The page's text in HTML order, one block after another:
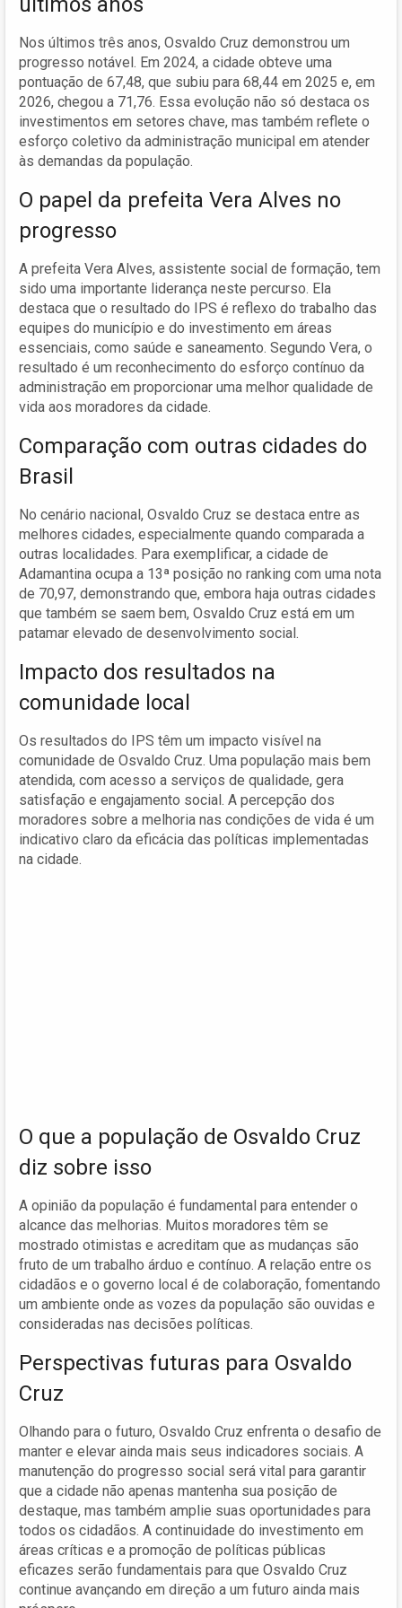
Nos últimos três anos, Osvaldo Cruz demonstrou um
progresso notável. Em 2024, a cidade obteve uma
pontuação de 67,48, que subiu para 68,44 em 2025 e, em
2026, chegou a 71,76. Essa evolução não só destaca os
investimentos em setores chave, mas também reflete o
esforço coletivo da administração municipal em atender
às demandas da população.
O papel da prefeita Vera Alves no
progresso
A prefeita Vera Alves, assistente social de formação, tem
sido uma importante liderança neste percurso. Ela
destaca que o resultado do IPS é reflexo do trabalho das
equipes do município e do investimento em áreas
essenciais, como saúde e saneamento. Segundo Vera, o
resultado é um reconhecimento do esforço contínuo da
administração em proporcionar uma melhor qualidade de
vida aos moradores da cidade.
Comparação com outras cidades do
Brasil
No cenário nacional, Osvaldo Cruz se destaca entre as
melhores cidades, especialmente quando comparada a
outras localidades. Para exemplificar, a cidade de
Adamantina ocupa a 13ª posição no ranking com uma nota
de 70,97, demonstrando que, embora haja outras cidades
que também se saem bem, Osvaldo Cruz está em um
patamar elevado de desenvolvimento social.
Impacto dos resultados na
comunidade local
Os resultados do IPS têm um impacto visível na
comunidade de Osvaldo Cruz. Uma população mais bem
atendida, com acesso a serviços de qualidade, gera
satisfação e engajamento social. A percepção dos
moradores sobre a melhoria nas condições de vida é um
indicativo claro da eficácia das políticas implementadas
na cidade.
O que a população de Osvaldo Cruz
diz sobre isso
A opinião da população é fundamental para entender o
alcance das melhorias. Muitos moradores têm se
mostrado otimistas e acreditam que as mudanças são
fruto de um trabalho árduo e contínuo. A relação entre os
cidadãos e o governo local é de colaboração, fomentando
um ambiente onde as vozes da população são ouvidas e
consideradas nas decisões políticas.
Perspectivas futuras para Osvaldo
Cruz
Olhando para o futuro, Osvaldo Cruz enfrenta o desafio de
manter e elevar ainda mais seus indicadores sociais. A
manutenção do progresso social será vital para garantir
que a cidade não apenas mantenha sua posição de
destaque, mas também amplie suas oportunidades para
todos os cidadãos. A continuidade do investimento em
áreas críticas e a promoção de políticas públicas
eficazes serão fundamentais para que Osvaldo Cruz
continue avançando em direção a um futuro ainda mais